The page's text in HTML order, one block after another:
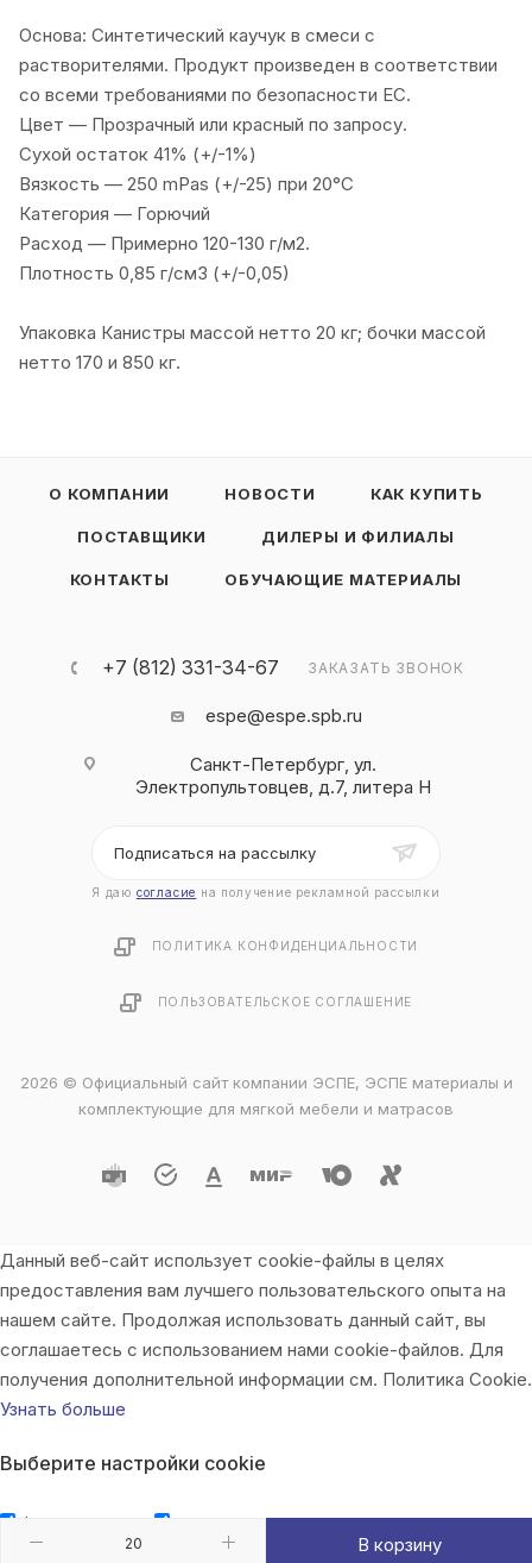
В корзину
Основа: Синтетический каучук в смеси с
растворителями. Продукт произведен в соответствии
со всеми требованиями по безопасности ЕС.
Цвет — Прозрачный или красный по запросу.
Сухой остаток 41% (+/-1%)
Вязкость — 250 mPas (+/-25) при 20°C
Категория — Горючий
Расход — Примерно 120-130 г/м2.
Плотность 0,85 г/см3 (+/-0,05)
Упаковка Канистры массой нетто 20 кг; бочки массой
нетто 170 и 850 кг.
О КОМПАНИИ НОВОСТИ КАК КУПИТЬ
ПОСТАВЩИКИ ДИЛЕРЫ И ФИЛИАЛЫ
КОНТАКТЫ ОБУЧАЮЩИЕ МАТЕРИАЛЫ
+7 (812) 331-34-67 ЗАКАЗАТЬ ЗВОНОК
espe@espe.spb.ru
Санкт-Петербург, ул.
Электропультовцев, д.7, литера Н
Подписаться на рассылку
Я даю согласие на получение рекламной рассылки
ПОЛИТИКА КОНФИДЕНЦИАЛЬНОСТИ
ПОЛЬЗОВАТЕЛЬСКОЕ СОГЛАШЕНИЕ
2026 © Официальный сайт компании ЭСПЕ, ЭСПЕ материалы и
комплектующие для мягкой мебели и матрасов
Данный веб-сайт использует cookie-файлы в целях
предоставления вам лучшего пользовательского опыта на
нашем сайте. Продолжая использовать данный сайт, вы
соглашаетесь с использованием нами cookie-файлов. Для
получения дополнительной информации см. Политика Cookie.
Узнать больше
Выберите настройки cookie
Функциональные Аналитические
Настроить